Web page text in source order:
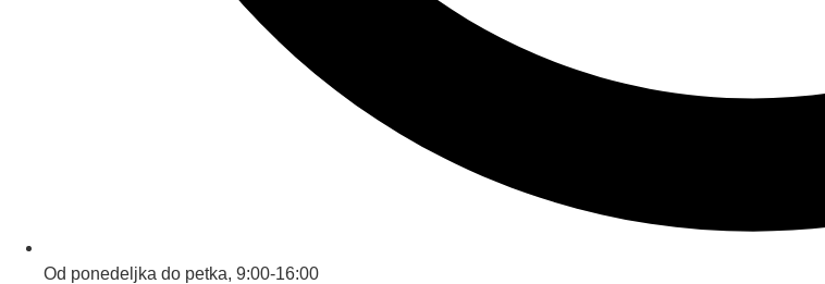
Od ponedeljka do petka, 9:00-16:00